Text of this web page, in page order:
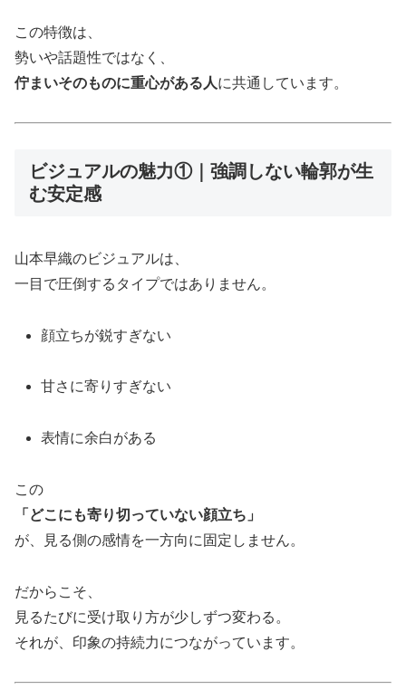
この特徴は、
勢いや話題性ではなく、
佇まいそのものに重心がある人に共通しています。
ビジュアルの魅力①｜強調しない輪郭が生
む安定感
山本早織のビジュアルは、
一目で圧倒するタイプではありません。
顔立ちが鋭すぎない
甘さに寄りすぎない
表情に余白がある
この
「どこにも寄り切っていない顔立ち」
が、見る側の感情を一方向に固定しません。
だからこそ、
見るたびに受け取り方が少しずつ変わる。
それが、印象の持続力につながっています。